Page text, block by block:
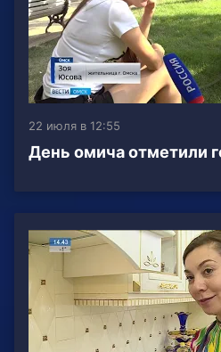
22 июля в 12:55
День омича отметили